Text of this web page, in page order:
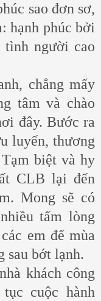
sao đơn sơ,
hạnh phúc bởi
tình người cao
chẳng mấy
tâm và chào
đây. Bước ra
luyến, thương
biệt và hy
CLB lại đến
Mong sẽ có
tấm lòng
em để mùa
sau bớt lạnh.
khách công
cuộc hành